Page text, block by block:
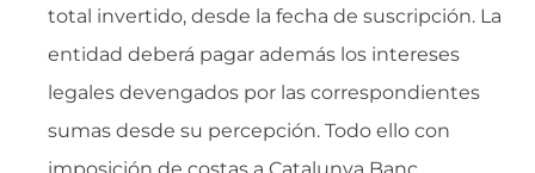
total invertido, desde la fecha de suscripción. La
entidad deberá pagar además los intereses
legales devengados por las correspondientes
sumas desde su percepción. Todo ello con